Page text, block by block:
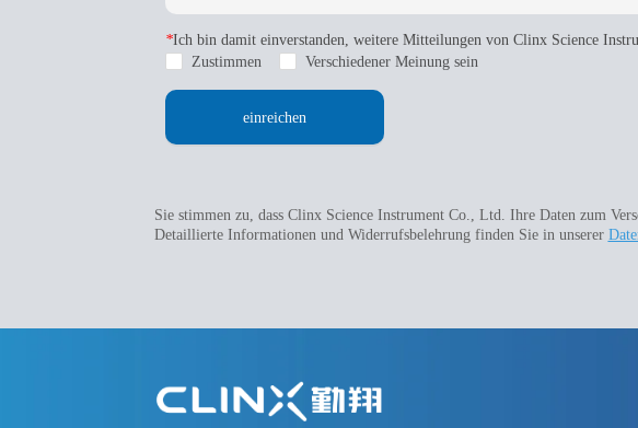
*Ich bin damit einverstanden, weitere Mitteilungen von Clinx Science
Zustimmen
Verschiedener Meinung sein
einreichen
Sie stimmen zu, dass Clinx Science Instrument Co., Ltd. Ihre Daten zum
Detaillierte Informationen und Widerrufsbelehrung finden Sie in unserer